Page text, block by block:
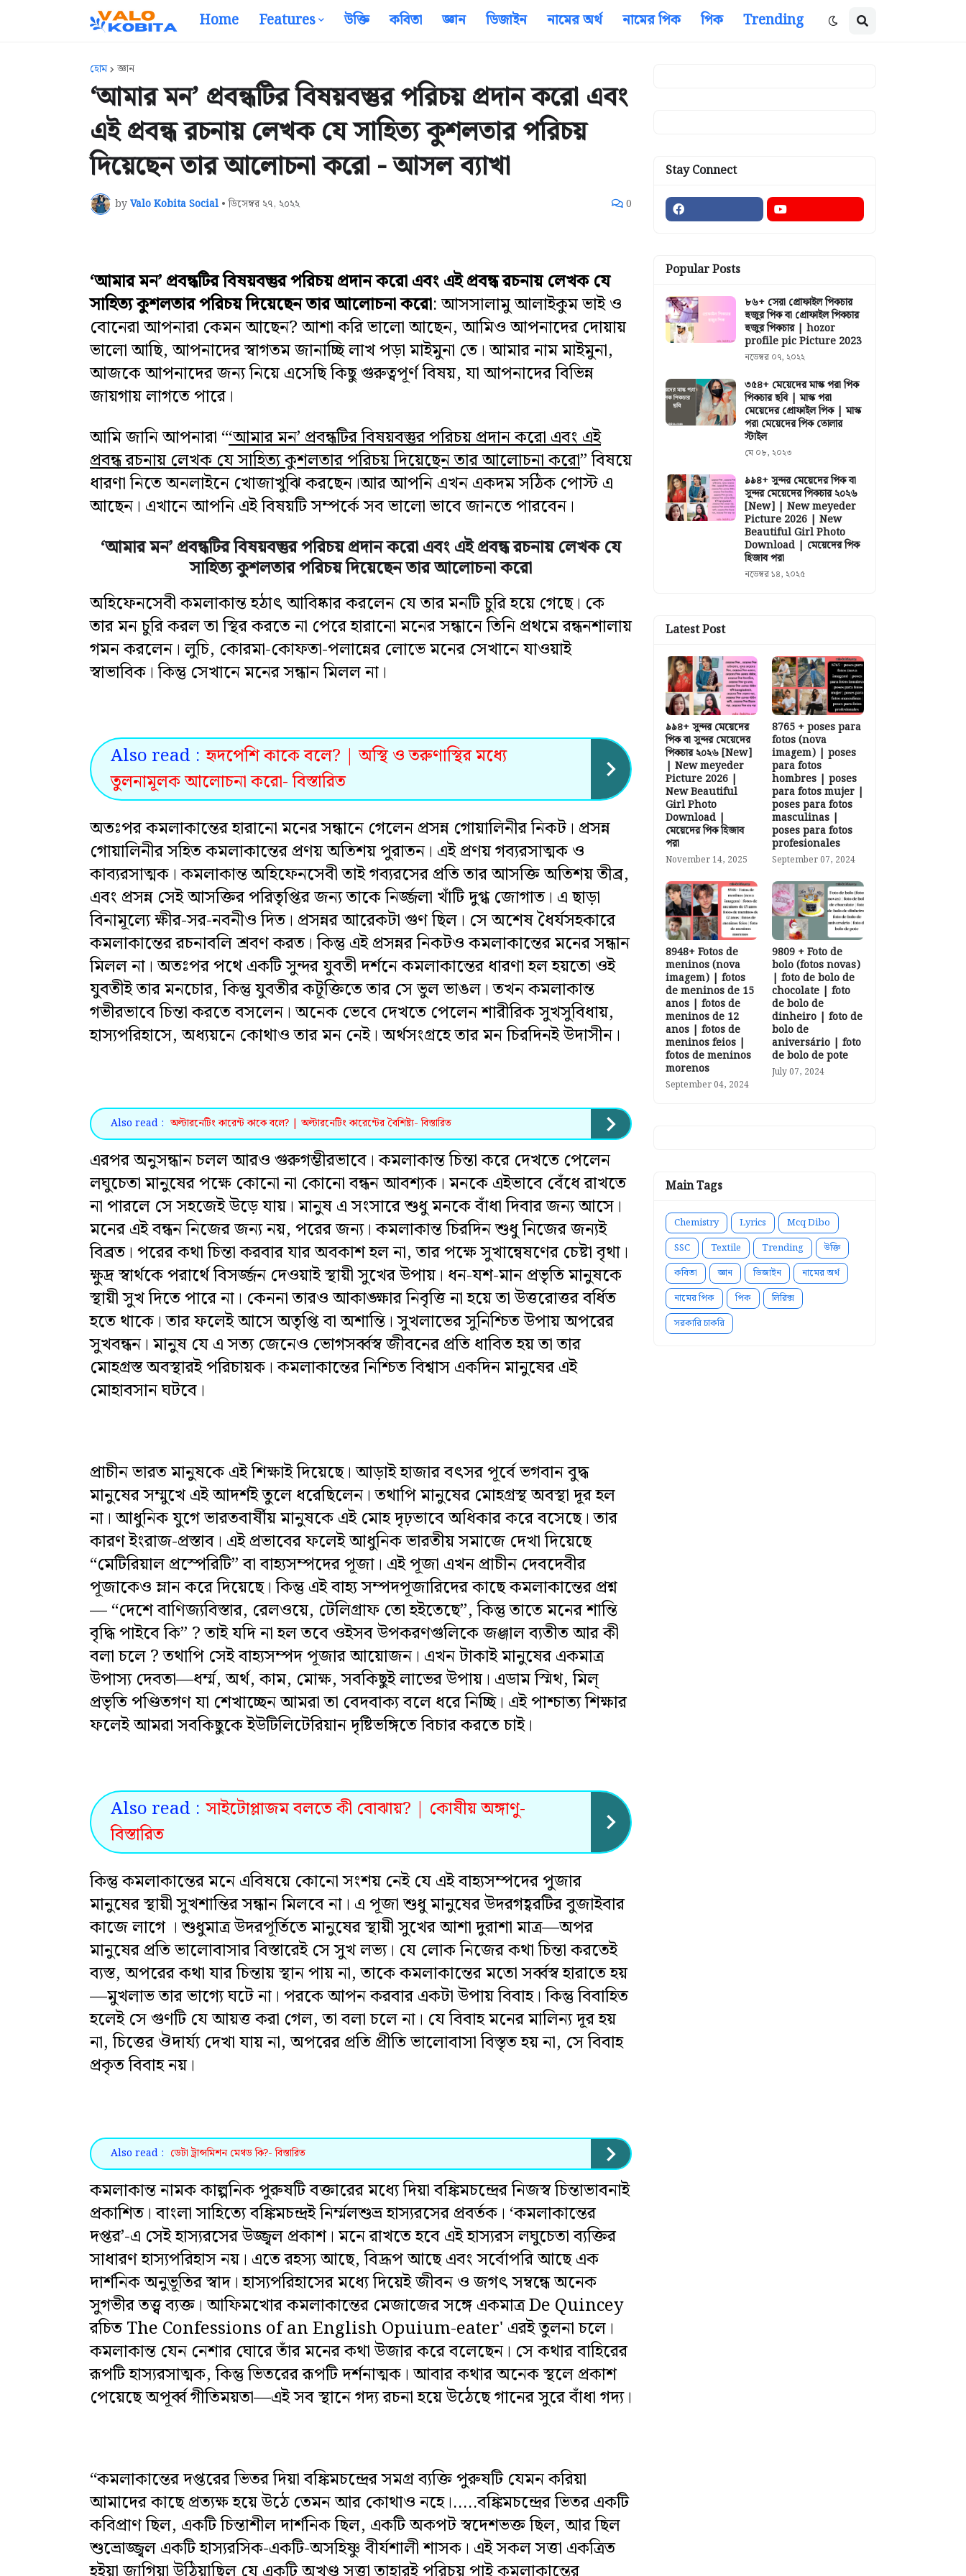
Home Features উক্তি কবিতা জ্ঞান ডিজাইন নামের অর্থ নামের পিক পিক Trending
হোম জ্ঞান
‘আমার মন’ প্রবন্ধটির বিষয়বস্তুর পরিচয় প্রদান করো এবং
এই প্রবন্ধ রচনায় লেখক যে সাহিত্য কুশলতার পরিচয়
দিয়েছেন তার আলোচনা করো - আসল ব্যাখা
byValo Kobita Social • ডিসেম্বর ২৭, ২০২২ 0
‘আমার মন’ প্রবন্ধটির বিষয়বস্তুর পরিচয় প্রদান করো এবং এই প্রবন্ধ রচনায় লেখক যে
সাহিত্য কুশলতার পরিচয় দিয়েছেন তার আলোচনা করো: আসসালামু আলাইকুম ভাই ও
বোনেরা আপনারা কেমন আছেন? আশা করি ভালো আছেন, আমিও আপনাদের দোয়ায়
ভালো আছি, আপনাদের স্বাগতম জানাচ্ছি লাখ পড়া মাইমুনা তে।আমার নাম মাইমুনা,
আজকে আপনাদের জন্য নিয়ে এসেছি কিছু গুরুত্বপূর্ণ বিষয়, যা আপনাদের বিভিন্ন
জায়গায় লাগতে পারে।
আমি জানি আপনারা “‘আমার মন’ প্রবন্ধটির বিষয়বস্তুর পরিচয় প্রদান করো এবং এই
প্রবন্ধ রচনায় লেখক যে সাহিত্য কুশলতার পরিচয় দিয়েছেন তার আলোচনা করো” বিষয়ে
ধারণা নিতে অনলাইনে খোজাখুঝি করছেন।আর আপনি এখন একদম সঠিক পোস্ট এ
আছেন। এখানে আপনি এই বিষয়টি সম্পর্কে সব ভালো ভাবে জানতে পারবেন।
‘আমার মন’ প্রবন্ধটির বিষয়বস্তুর পরিচয় প্রদান করো এবং এই প্রবন্ধ রচনায় লেখক যে
সাহিত্য কুশলতার পরিচয় দিয়েছেন তার আলোচনা করো
অহিফেনসেবী কমলাকান্ত হঠাৎ আবিষ্কার করলেন যে তার মনটি চুরি হয়ে গেছে। কে
তার মন চুরি করল তা স্থির করতে না পেরে হারানো মনের সন্ধানে তিনি প্রথমে রন্ধনশালায়
গমন করলেন। লুচি, কোরমা-কোফতা-পলান্নের লোভে মনের সেখানে যাওয়াই
স্বাভাবিক। কিন্তু সেখানে মনের সন্ধান মিলল না।
Also read : হৃদপেশি কাকে বলে? | অস্থি ও তরুণাস্থির মধ্যে
তুলনামূলক আলোচনা করো- বিস্তারিত
অতঃপর কমলাকান্তের হারানো মনের সন্ধানে গেলেন প্রসন্ন গোয়ালিনীর নিকট। প্রসন্ন
গোয়ালিনীর সহিত কমলাকান্তের প্রণয় অতিশয় পুরাতন। এই প্রণয় গব্যরসাত্মক ও
কাব্যরসাত্মক। কমলাকান্ত অহিফেনসেবী তাই গব্যরসের প্রতি তার আসক্তি অতিশয় তীব্র,
এবং প্রসন্ন সেই আসক্তির পরিতৃপ্তির জন্য তাকে নির্জ্জলা খাঁটি দুগ্ধ জোগাত। এ ছাড়া
বিনামূল্যে ক্ষীর-সর-নবনীও দিত। প্রসন্নর আরেকটা গুণ ছিল। সে অশেষ ধৈর্যসহকারে
কমলাকান্তের রচনাবলি শ্রবণ করত। কিন্তু এই প্রসন্নর নিকটও কমলাকান্তের মনের সন্ধান
মিলল না। অতঃপর পথে একটি সুন্দর যুবতী দর্শনে কমলাকান্তের ধারণা হল হয়তো ওই
যুবতীই তার মনচোর, কিন্তু যুবতীর কটূক্তিতে তার সে ভুল ভাঙল। তখন কমলাকান্ত
গভীরভাবে চিন্তা করতে বসলেন। অনেক ভেবে দেখতে পেলেন শারীরিক সুখসুবিধায়,
হাস্যপরিহাসে, অধ্যয়নে কোথাও তার মন নেই। অর্থসংগ্রহে তার মন চিরদিনই উদাসীন।
Also read : অল্টারনেটিং কারেন্ট কাকে বলে? | অল্টারনেটিং কারেন্টের বৈশিষ্ট্য- বিস্তারিত
এরপর অনুসন্ধান চলল আরও গুরুগম্ভীরভাবে। কমলাকান্ত চিন্তা করে দেখতে পেলেন
লঘুচেতা মানুষের পক্ষে কোনো না কোনো বন্ধন আবশ্যক। মনকে এইভাবে বেঁধে রাখতে
না পারলে সে সহজেই উড়ে যায়। মানুষ এ সংসারে শুধু মনকে বাঁধা দিবার জন্য আসে।
মনের এই বন্ধন নিজের জন্য নয়, পরের জন্য। কমলাকান্ত চিরদিন শুধু নিজের জন্যই
বিব্রত। পরের কথা চিন্তা করবার যার অবকাশ হল না, তার পক্ষে সুখান্বেষণের চেষ্টা বৃথা।
ক্ষুদ্র স্বার্থকে পরার্থে বিসর্জ্জন দেওয়াই স্থায়ী সুখের উপায়। ধন-যশ-মান প্রভৃতি মানুষকে
স্থায়ী সুখ দিতে পারে না। কেননা তারও আকাঙ্ক্ষার নিবৃত্তি না হয়ে তা উত্তরোত্তর বর্ধিত
হতে থাকে। তার ফলেই আসে অতৃপ্তি বা অশান্তি। সুখলাভের সুনিশ্চিত উপায় অপরের
সুখবন্ধন। মানুষ যে এ সত্য জেনেও ভোগসর্ব্বস্ব জীবনের প্রতি ধাবিত হয় তা তার
মোহগ্রস্ত অবস্থারই পরিচায়ক। কমলাকান্তের নিশ্চিত বিশ্বাস একদিন মানুষের এই
মোহাবসান ঘটবে।
প্রাচীন ভারত মানুষকে এই শিক্ষাই দিয়েছে। আড়াই হাজার বৎসর পূর্বে ভগবান বুদ্ধ
মানুষের সম্মুখে এই আদর্শই তুলে ধরেছিলেন। তথাপি মানুষের মোহগ্রস্থ অবস্থা দূর হল
না। আধুনিক যুগে ভারতবার্ষীয় মানুষকে এই মোহ দৃঢ়ভাবে অধিকার করে বসেছে। তার
কারণ ইংরাজ-প্রস্তাব। এই প্রভাবের ফলেই আধুনিক ভারতীয় সমাজে দেখা দিয়েছে
“মেটিরিয়াল প্রস্পেরিটি” বা বাহ্যসম্পদের পূজা। এই পূজা এখন প্রাচীন দেবদেবীর
পূজাকেও ম্লান করে দিয়েছে। কিন্তু এই বাহ্য সম্পদপূজারিদের কাছে কমলাকান্তের প্রশ্ন
— “দেশে বাণিজ্যবিস্তার, রেলওয়ে, টেলিগ্রাফ তো হইতেছে”, কিন্তু তাতে মনের শান্তি
বৃদ্ধি পাইবে কি” ? তাই যদি না হল তবে ওইসব উপকরণগুলিকে জঞ্জাল ব্যতীত আর কী
বলা চলে ? তথাপি সেই বাহ্যসম্পদ পূজার আয়োজন। এখন টাকাই মানুষের একমাত্র
উপাস্য দেবতা—ধৰ্ম্ম, অর্থ, কাম, মোক্ষ, সবকিছুই লাভের উপায়। এডাম স্মিথ, মিল্
প্রভৃতি পণ্ডিতগণ যা শেখাচ্ছেন আমরা তা বেদবাক্য বলে ধরে নিচ্ছি। এই পাশ্চাত্য শিক্ষার
ফলেই আমরা সবকিছুকে ইউটিলিটেরিয়ান দৃষ্টিভঙ্গিতে বিচার করতে চাই।
Also read : সাইটোপ্লাজম বলতে কী বোঝায়? | কোষীয় অঙ্গাণু-
বিস্তারিত
কিন্তু কমলাকান্তের মনে এবিষয়ে কোনো সংশয় নেই যে এই বাহ্যসম্পদের পুজার
মানুষের স্থায়ী সুখশান্তির সন্ধান মিলবে না। এ পূজা শুধু মানুষের উদরগহ্বরটির বুজাইবার
কাজে লাগে । শুধুমাত্র উদরপূর্তিতে মানুষের স্থায়ী সুখের আশা দুরাশা মাত্র—অপর
মানুষের প্রতি ভালোবাসার বিস্তারেই সে সুখ লভ্য। যে লোক নিজের কথা চিন্তা করতেই
ব্যস্ত, অপরের কথা যার চিন্তায় স্থান পায় না, তাকে কমলাকান্তের মতো সর্ব্বস্ব হারাতে হয়
—মুখলাভ তার ভাগ্যে ঘটে না। পরকে আপন করবার একটা উপায় বিবাহ। কিন্তু বিবাহিত
হলেই সে গুণটি যে আয়ত্ত করা গেল, তা বলা চলে না। যে বিবাহ মনের মালিন্য দূর হয়
না, চিত্তের ঔদার্য্য দেখা যায় না, অপরের প্রতি প্রীতি ভালোবাসা বিস্তৃত হয় না, সে বিবাহ
প্রকৃত বিবাহ নয়।
Also read : ডেটা ট্রান্সমিশন মেথড কি?- বিস্তারিত
কমলাকান্ত নামক কাল্পনিক পুরুষটি বক্তারের মধ্যে দিয়া বঙ্কিমচন্দ্রের নিজস্ব চিন্তাভাবনাই
প্রকাশিত। বাংলা সাহিত্যে বঙ্কিমচন্দ্রই নিৰ্ম্মলশুভ্র হাস্যরসের প্রবর্তক। ‘কমলাকান্তের
দপ্তর’-এ সেই হাস্যরসের উজ্জ্বল প্রকাশ। মনে রাখতে হবে এই হাস্যরস লঘুচেতা ব্যক্তির
সাধারণ হাস্যপরিহাস নয়। এতে রহস্য আছে, বিদ্রূপ আছে এবং সর্বোপরি আছে এক
দার্শনিক অনুভূতির স্বাদ। হাস্যপরিহাসের মধ্যে দিয়েই জীবন ও জগৎ সম্বন্ধে অনেক
সুগভীর তত্ত্ব ব্যক্ত। আফিমখোর কমলাকান্তের মেজাজের সঙ্গে একমাত্র De Quincey
রচিত The Confessions of an English Opuium-eater' এরই তুলনা চলে।
কমলাকান্ত যেন নেশার ঘোরে তাঁর মনের কথা উজার করে বলেছেন। সে কথার বাহিরের
রূপটি হাস্যরসাত্মক, কিন্তু ভিতরের রূপটি দর্শনাত্মক। আবার কথার অনেক স্থলে প্রকাশ
পেয়েছে অপূর্ব্ব গীতিময়তা—এই সব স্থানে গদ্য রচনা হয়ে উঠেছে গানের সুরে বাঁধা গদ্য।
“কমলাকান্তের দপ্তরের ভিতর দিয়া বঙ্কিমচন্দ্রের সমগ্র ব্যক্তি পুরুষটি যেমন করিয়া
আমাদের কাছে প্রত্যক্ষ হয়ে উঠে তেমন আর কোথাও নহে।.....বঙ্কিমচন্দ্রের ভিতর একটি
কবিপ্রাণ ছিল, একটি চিন্তাশীল দার্শনিক ছিল, একটি অকপট স্বদেশভক্ত ছিল, আর ছিল
শুভ্রোজ্জ্বল একটি হাস্যরসিক-একটি-অসহিষ্ণু বীৰ্যশালী শাসক। এই সকল সত্তা একত্রিত
Stay Connect
Popular Posts
৮৬+ সেরা প্রোফাইল পিকচার
হুজুর পিক বা প্রোফাইল পিকচার
হুজুর পিকচার | hozor
profile pic Picture 2023
নভেম্বর ০৭, ২০২২
৩৫৪+ মেয়েদের মাস্ক পরা পিক
পিকচার ছবি | মাস্ক পরা
মেয়েদের প্রোফাইল পিক | মাস্ক
পরা মেয়েদের পিক তোলার
স্টাইল
মে ০৮, ২০২৩
৯৯৪+ সুন্দর মেয়েদের পিক বা
সুন্দর মেয়েদের পিকচার ২০২৬
[New] | New meyeder
Picture 2026 | New
Beautiful Girl Photo
Download | মেয়েদের পিক
হিজাব পরা
নভেম্বর ১৪, ২০২৫
Latest Post
৯৯৪+ সুন্দর মেয়েদের
পিক বা সুন্দর মেয়েদের
পিকচার ২০২৬ [New]
| New meyeder
Picture 2026 |
New Beautiful
Girl Photo
Download |
মেয়েদের পিক হিজাব
পরা
November 14, 2025
8765 + poses para
fotos (nova
imagem) | poses
para fotos
hombres | poses
para fotos mujer |
poses para fotos
masculinas |
poses para fotos
profesionales
September 07, 2024
8948+ Fotos de
meninos (nova
imagem) | fotos
de meninos de 15
anos | fotos de
meninos de 12
anos | fotos de
meninos feios |
fotos de meninos
morenos
September 04, 2024
9809 + Foto de
bolo (fotos novas)
| foto de bolo de
chocolate | foto
de bolo de
dinheiro | foto de
bolo de
aniversário | foto
de bolo de pote
July 07, 2024
Main Tags
Chemistry Lyrics
Mcq Dibo
SSC
Textile Trending
উক্তি
কবিতা
জ্ঞান ডিজাইন
নামের অর্থ
নামের পিক
পিক
লিরিক্স
সরকারি চাকরি